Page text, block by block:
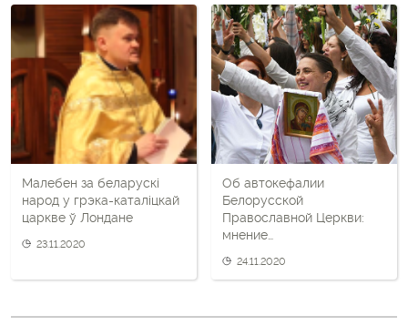
пост
і
наступны
пост
Малебен за беларускі
народ у грэка-каталіцкай
царкве ў Лондане
23.11.2020
Об автокефалии
Белорусской
Православной Церкви:
мнение
24.11.2020